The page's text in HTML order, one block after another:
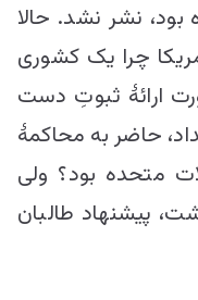
نشر نشد. حالا
چرا یک کشوری
ارائۀ ثبوتِ دست
حاضر به محاکمۀ
متحده بود؟ ولی
پیشنهاد طالبان